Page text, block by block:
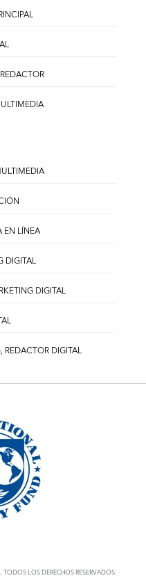
EN LÍNEA
DIGITAL
DIGITAL
DIGITAL
LOS DERECHOS RESERVADOS.